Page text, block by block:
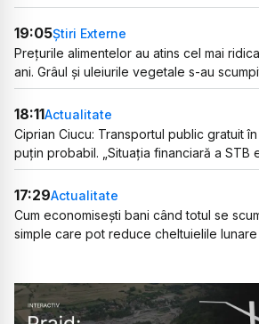
19:05Știri Externe
Prețurile alimentelor au atins cel mai
ani. Grâul și uleiurile vegetale s-au
18:11Actualitate
Ciprian Ciucu: Transportul public gratuit
puțin probabil. „Situația financiară a STB
17:29Actualitate
Cum economisești bani când totul se
simple care pot reduce cheltuielile lunare